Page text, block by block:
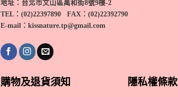
地址：台北市文山區萬和街8號9樓-2
TEL ：(02)22397890 FAX：(02)22392790
E-mail：kissnature.tp@gmail.com
購物及退貨須知 隱私權條款